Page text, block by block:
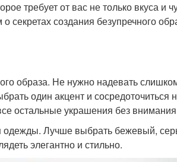
требует от вас не только вкуса и
создания безупречного
образа. Не нужно надевать
один акцент и
остальные украшения без
Лучше выбрать бежевый,
элегантно и стильно.